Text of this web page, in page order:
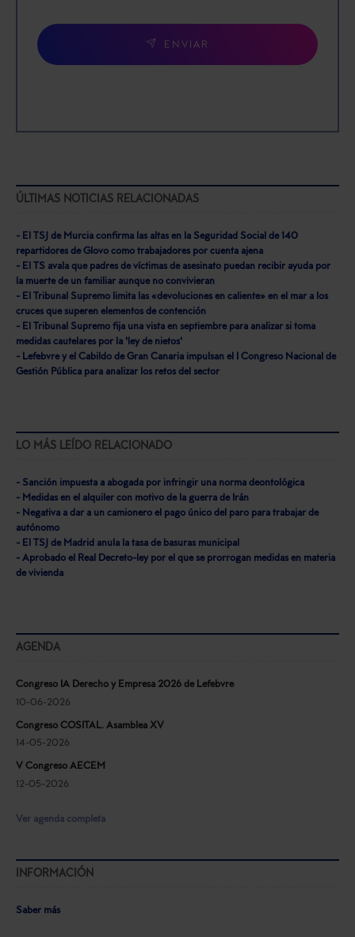
ENVIAR
ÚLTIMAS NOTICIAS RELACIONADAS
- El TSJ de Murcia confirma las altas en la Seguridad Social de 140
repartidores de Glovo como trabajadores por cuenta ajena
- El TS avala que padres de víctimas de asesinato puedan recibir ayuda por
la muerte de un familiar aunque no convivieran
- El Tribunal Supremo limita las «devoluciones en caliente» en el mar a los
cruces que superen elementos de contención
- El Tribunal Supremo fija una vista en septiembre para analizar si toma
medidas cautelares por la 'ley de nietos'
- Lefebvre y el Cabildo de Gran Canaria impulsan el I Congreso Nacional de
Gestión Pública para analizar los retos del sector
LO MÁS LEÍDO RELACIONADO
- Sanción impuesta a abogada por infringir una norma deontológica
- Medidas en el alquiler con motivo de la guerra de Irán
- Negativa a dar a un camionero el pago único del paro para trabajar de
autónomo
- El TSJ de Madrid anula la tasa de basuras municipal
- Aprobado el Real Decreto-ley por el que se prorrogan medidas en materia
de vivienda
AGENDA
Congreso IA Derecho y Empresa 2026 de Lefebvre
10-06-2026
Congreso COSITAL. Asamblea XV
14-05-2026
V Congreso AECEM
12-05-2026
Ver agenda completa
INFORMACIÓN
Saber más